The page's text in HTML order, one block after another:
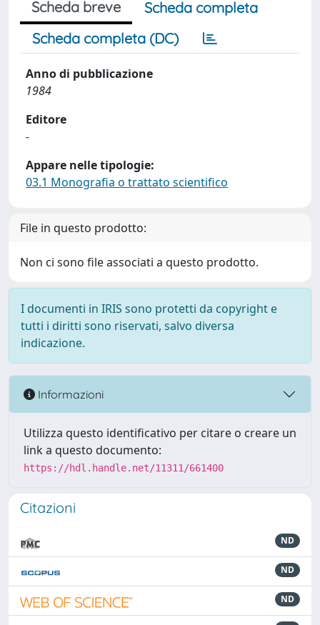
Scheda breve
Scheda completa
Scheda completa (DC)
Anno di pubblicazione
1984
Editore
-
Appare nelle tipologie:
03.1 Monografia o trattato scientifico
File in questo prodotto:
Non ci sono file associati a questo prodotto.
I documenti in IRIS sono protetti da copyright e
tutti i diritti sono riservati, salvo diversa
indicazione.
Informazioni
Utilizza questo identificativo per citare o creare un
link a questo documento:
https://hdl.handle.net/11311/661400
Citazioni
ND
ND
ND